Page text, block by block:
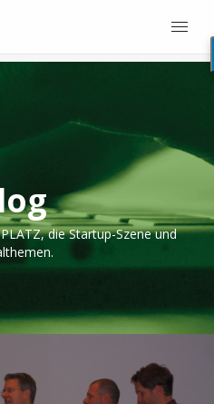
die Startup-Szene und